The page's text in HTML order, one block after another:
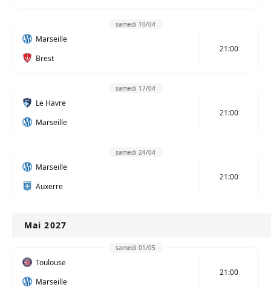
samedi 10/04
Marseille
Brest
21:00
samedi 17/04
Le Havre
Marseille
21:00
samedi 24/04
Marseille
Auxerre
21:00
Mai 2027
samedi 01/05
Toulouse
Marseille
21:00